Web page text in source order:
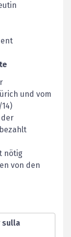
und vom
der
nötig
von den
sulla